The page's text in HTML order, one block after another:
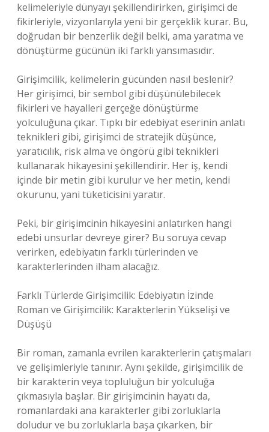
kelimeleriyle dünyayı şekillendirirken, girişimci de
fikirleriyle, vizyonlarıyla yeni bir gerçeklik kurar. Bu,
doğrudan bir benzerlik değil belki, ama yaratma ve
dönüştürme gücünün iki farklı yansımasıdır.
Girişimcilik, kelimelerin gücünden nasıl beslenir?
Her girişimci, bir sembol gibi düşünülebilecek
fikirleri ve hayalleri gerçeğe dönüştürme
yolculuğuna çıkar. Tıpkı bir edebiyat eserinin anlatı
teknikleri gibi, girişimci de stratejik düşünce,
yaratıcılık, risk alma ve öngörü gibi teknikleri
kullanarak hikayesini şekillendirir. Her iş, kendi
içinde bir metin gibi kurulur ve her metin, kendi
okurunu, yani tüketicisini yaratır.
Peki, bir girişimcinin hikayesini anlatırken hangi
edebi unsurlar devreye girer? Bu soruya cevap
verirken, edebiyatın farklı türlerinden ve
karakterlerinden ilham alacağız.
Farklı Türlerde Girişimcilik: Edebiyatın İzinde
Roman ve Girişimcilik: Karakterlerin Yükselişi ve
Düşüşü
Bir roman, zamanla evrilen karakterlerin çatışmaları
ve gelişimleriyle tanınır. Aynı şekilde, girişimcilik de
bir karakterin veya topluluğun bir yolculuğa
çıkmasıyla başlar. Bir girişimcinin hayatı da,
romanlardaki ana karakterler gibi zorluklarla
doludur ve bu zorluklarla başa çıkarken, bir